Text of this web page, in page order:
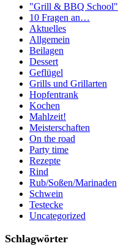
"Grill & BBQ School"
10 Fragen an…
Aktuelles
Allgemein
Beilagen
Dessert
Geflügel
Grills und Grillarten
Hopfentrank
Kochen
Mahlzeit!
Meisterschaften
On the road
Party time
Rezepte
Rind
Rub/Soßen/Marinaden
Schwein
Testecke
Uncategorized
Schlagwörter